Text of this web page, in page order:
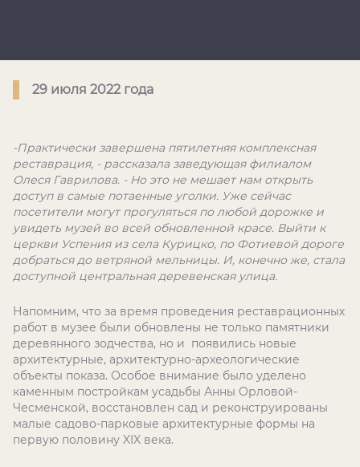
29 июля 2022 года
-Практически завершена пятилетняя комплексная
реставрация, - рассказала заведующая филиалом
Олеся Гаврилова. - Но это не мешает нам открыть
доступ в самые потаенные уголки. Уже сейчас
посетители могут прогуляться по любой дорожке и
увидеть музей во всей обновленной красе. Выйти к
церкви Успения из села Курицко, по Фотиевой дороге
добраться до ветряной мельницы. И, конечно же, стала
доступной центральная деревенская улица.
Напомним, что за время проведения реставрационных
работ в музее были обновлены не только памятники
деревянного зодчества, но и появились новые
архитектурные, архитектурно-археологические
объекты показа. Особое внимание было уделено
каменным постройкам усадьбы Анны Орловой-
Чесменской, восстановлен сад и реконструированы
малые садово-парковые архитектурные формы на
первую половину XIX века.